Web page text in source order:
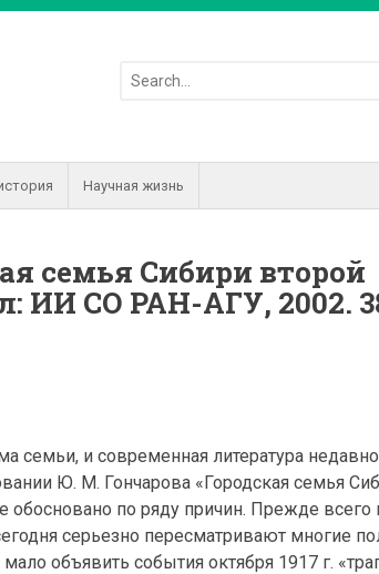
Научная жизнь
семья Сибири второй
ИИ СО РАН-АГУ, 2002.
семьи, и современная литература недавно
Ю. М. Гончарова «Городская семья
обосновано по ряду причин. Прежде всего
серьезно пересматривают многие
объявить события октября 1917 г.